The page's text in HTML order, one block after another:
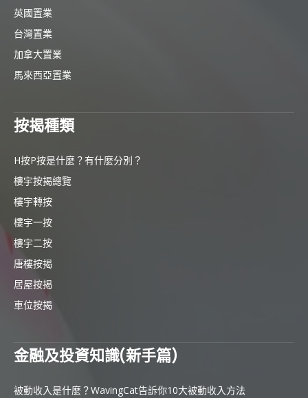
英國置業
台灣置業
加拿大置業
馬來西亞置業
按揭種類
H按P按是什麼？有什麼分別？
樓宇按揭總覽
樓宇轉按
樓宇一按
樓宇二按
唐樓按揭
居屋按揭
車位按揭
金融及投資知識(新手篇)
被動收入是什麼？WavingCat告訴你10大被動收入方法